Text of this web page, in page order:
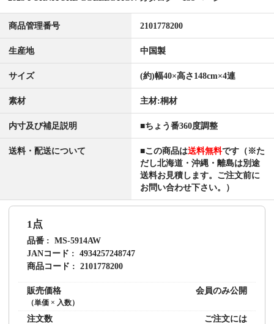
商品管理番号 2101778200
生産地 中国製
サイズ (約)幅40×高さ148cm×4連
素材 主材:桐材
内寸及び補足説明 ■ちょう番360度調整
送料・配送について ■この商品は送料無料です（※た
だし北海道・沖縄・離島は別途
送料お見積します。ご注文前に
お問い合わせ下さい。）
1点
品番
MS-5914AW
JANコード
4934257248747
商品コード
2101778200
販売価格
（単価 × 入数）
会員のみ公開
注文数
ご注文には